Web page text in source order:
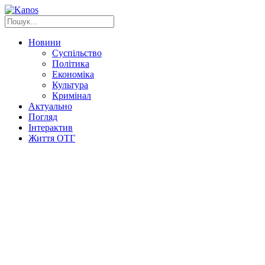
Новини
Суспільство
Політика
Економіка
Культура
Кримінал
Актуально
Погляд
Інтерактив
Життя ОТГ